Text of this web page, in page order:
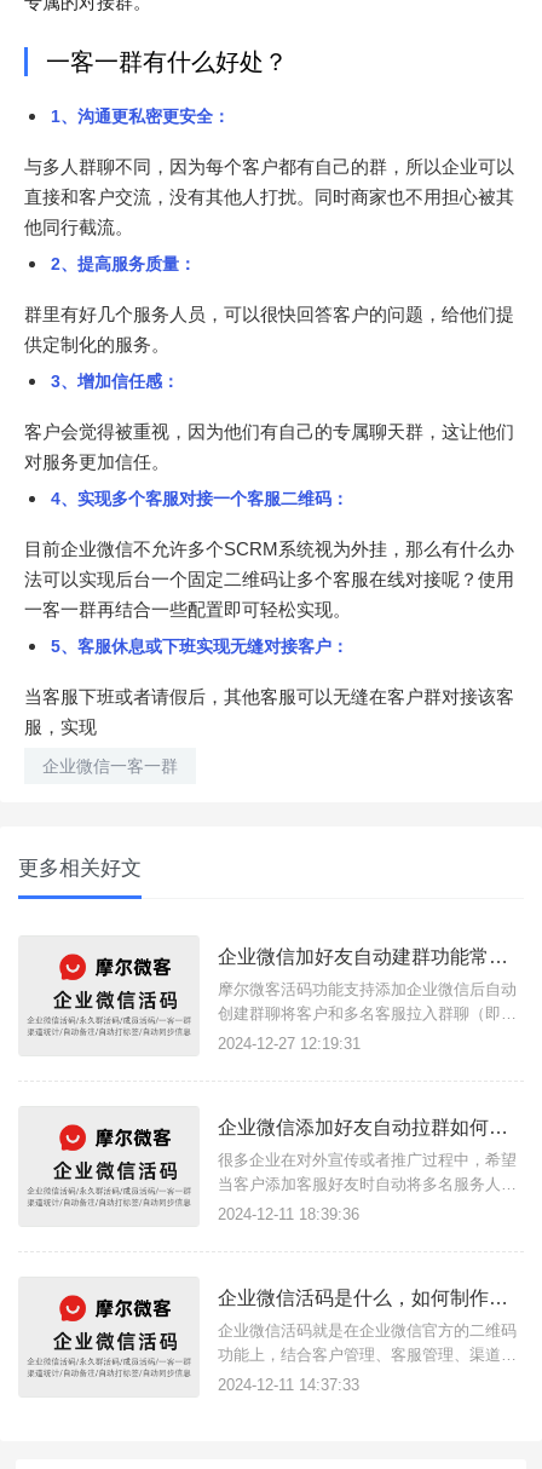
一客一群有什么好处？
1、沟通更私密更安全：
与多人群聊不同，因为每个客户都有自己的群，所以企业可以
直接和客户交流，没有其他人打扰。同时商家也不用担心被其
他同行截流。
2、提高服务质量：
群里有好几个服务人员，可以很快回答客户的问题，给他们提
供定制化的服务。
3、增加信任感：
客户会觉得被重视，因为他们有自己的专属聊天群，这让他们
对服务更加信任。
4、实现多个客服对接一个客服二维码：
目前企业微信不允许多个SCRM系统视为外挂，那么有什么办
法可以实现后台一个固定二维码让多个客服在线对接呢？使用
一客一群再结合一些配置即可轻松实现。
5、客服休息或下班实现无缝对接客户：
当客服下班或者请假后，其他客服可以无缝在客户群对接该客
服，实现
企业微信一客一群
更多相关好文
企业微信加好友自动建群功能常见问题
摩尔微客活码功能支持添加企业微信后自动
创建群聊将客户和多名客服拉入群聊（即一
客一群），下面整理一些常见问题：{企业微
建群？必须企业微信PC端打开工作台→摩尔
建群；2、如何将自动建群放在后台？首先
2024-12-27 12:19:31
企业微信添加好友自动拉群如何实现？
很多企业在对外宣传或者推广过程中，希望
当客户添加客服好友时自动将多名服务人员
与客服自动拉群，方便更好的客户服务以及
呢？{企业微信活码}企业微信添加好友自动
客服自动建群功能，您只需简单操作即可实
现 添加企业微信客服 - 自
2024-12-11 18:39:36
企业微信活码是什么，如何制作企业微信活码？
企业微信活码就是在企业微信官方的二维码
功能上，结合客户管理、客服管理、渠道管
理等业务需求研发出来的企业微信活码功
2024-12-11 14:37:33